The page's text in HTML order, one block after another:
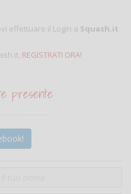
effettuare il Login a Squash.it
REGISTRATI ORA!
presente